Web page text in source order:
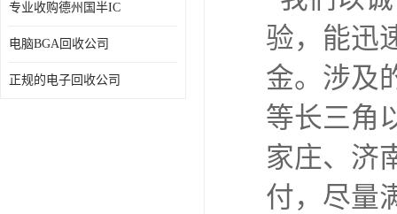
专业收购德州国半IC
电脑BGA回收公司
正规的电子回收公司
验，能迅
金。涉及
等长三角
家庄、济
付，尽量